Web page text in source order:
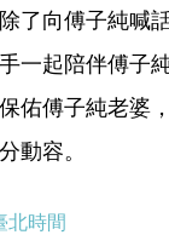
了向傅子純喊
一起陪伴傅子
佑傅子純老婆
動容。
時間